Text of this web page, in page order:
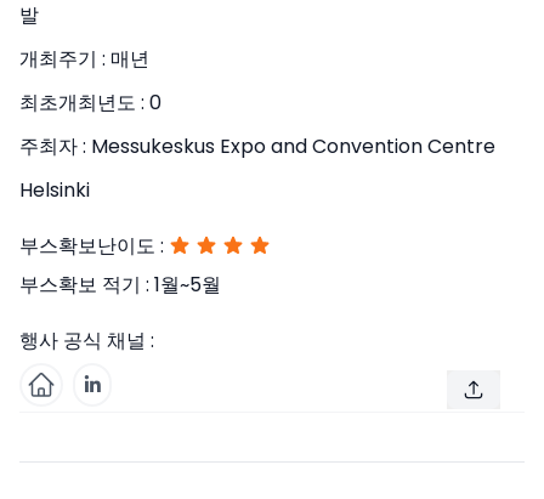
발
개최주기 : 매년
최초개최년도 : 0
주최자 : Messukeskus Expo and Convention Centre
Helsinki
부스확보난이도 :
부스확보 적기 : 1월~5월
행사 공식 채널 :